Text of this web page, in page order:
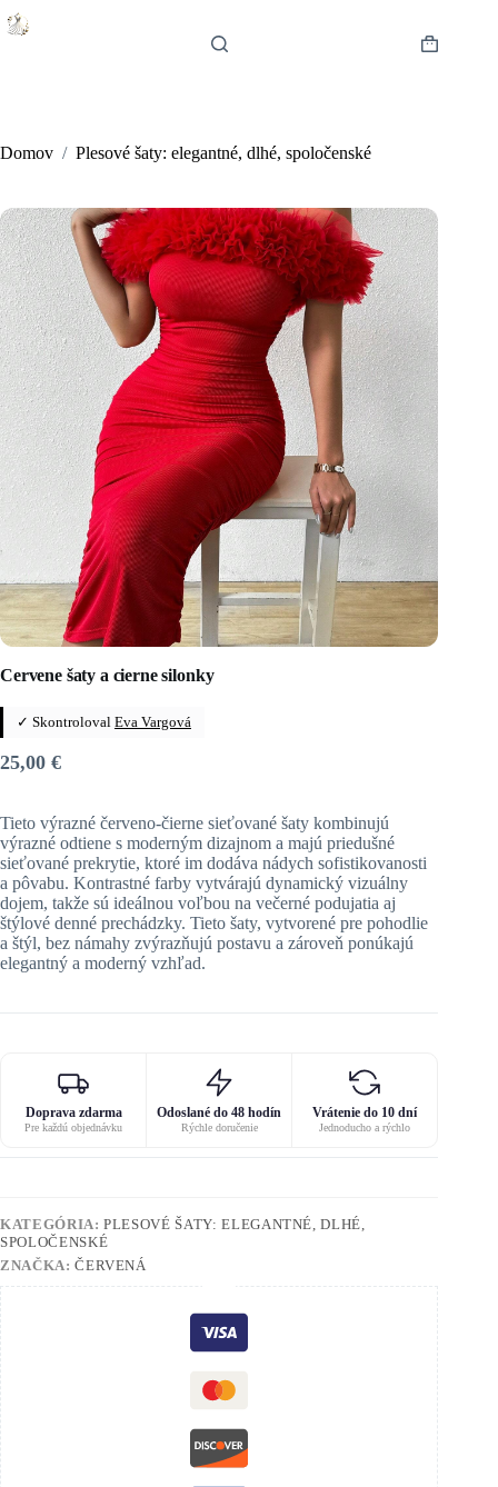
Skip
to
Shopping
Domov / Plesové šaty: elegantné, dlhé, spoločenské
Cervene šaty a cierne silonky
✓ Skontroloval Eva Vargová
25,00 €
Tieto výrazné červeno-čierne sieťované šaty kombinujú
výrazné odtiene s moderným dizajnom a majú priedušné
sieťované prekrytie, ktoré im dodáva nádych sofistikovanosti
a pôvabu. Kontrastné farby vytvárajú dynamický vizuálny
dojem, takže sú ideálnou voľbou na večerné podujatia aj
štýlové denné prechádzky. Tieto šaty, vytvorené pre pohodlie
a štýl, bez námahy zvýrazňujú postavu a zároveň ponúkajú
elegantný a moderný vzhľad.
Doprava zdarma
Pre každú objednávku
Odoslané do 48 hodín
Rýchle doručenie
Vrátenie do 10 dní
Jednoducho a rýchlo
KATEGÓRIA:PLESOVÉ ŠATY: ELEGANTNÉ, DLHÉ,
SPOLOČENSKÉ
ZNAČKA:ČERVENÁ